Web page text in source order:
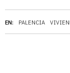
EN: PALENCIA